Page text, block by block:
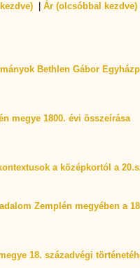
Ár (olcsóbbal kezdve)
Bethlen Gábor
megye 1800. évi összeírása
a középkortól a
Zemplén megyében a
18. századvégi